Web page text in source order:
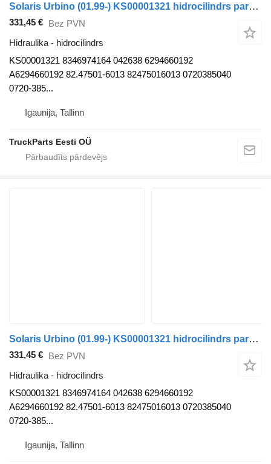
Solaris Urbino (01.99-) KS00001321 hidrocilindrs paredzēts Solaris Urbino, Alpino, Vacanza (1999-) autobusa
331,45 € Bez PVN
Hidraulika - hidrocilindrs
KS00001321 8346974164 042638 6294660192
A6294660192 82.47501-6013 82475016013 0720385040
0720-385...
Igaunija, Tallinn
TruckParts Eesti OÜ
Solaris Urbino (01.99-) KS00001321 hidrocilindrs paredzēts Solaris Urbino, Alpino, Vacanza (1999-) autobusa
331,45 € Bez PVN
Hidraulika - hidrocilindrs
KS00001321 8346974164 042638 6294660192
A6294660192 82.47501-6013 82475016013 0720385040
0720-385...
Igaunija, Tallinn